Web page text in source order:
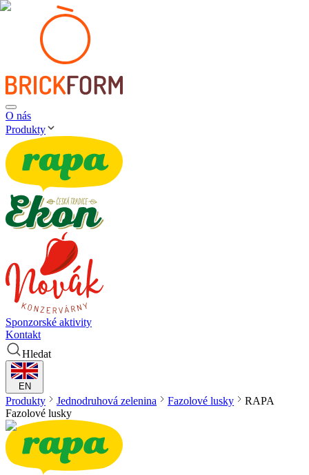
O nás
Produkty
Sponzorské aktivity
Kontakt
Hledat
EN
Produkty Jednodruhová zelenina Fazolové lusky
RAPA
Fazolové lusky